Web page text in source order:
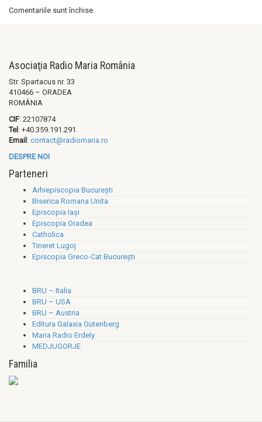
Comentariile sunt închise.
Asociaţia Radio Maria România
Str. Spartacus nr. 33
410466 – ORADEA
ROMÂNIA
CIF: 22107874
Tel: +40.359.191.291
Email: contact@radiomaria.ro
DESPRE NOI
Parteneri
Arhiepiscopia Bucureşti
Biserica Romana Unita
Episcopia Iaşi
Episcopia Oradea
Catholica
Tineret Lugoj
Episcopia Greco-Cat Bucureşti
BRU – Italia
BRU – USA
BRU – Austria
Editura Galaxia Gutenberg
Maria Radio Erdely
MEDJUGORJE
Familia